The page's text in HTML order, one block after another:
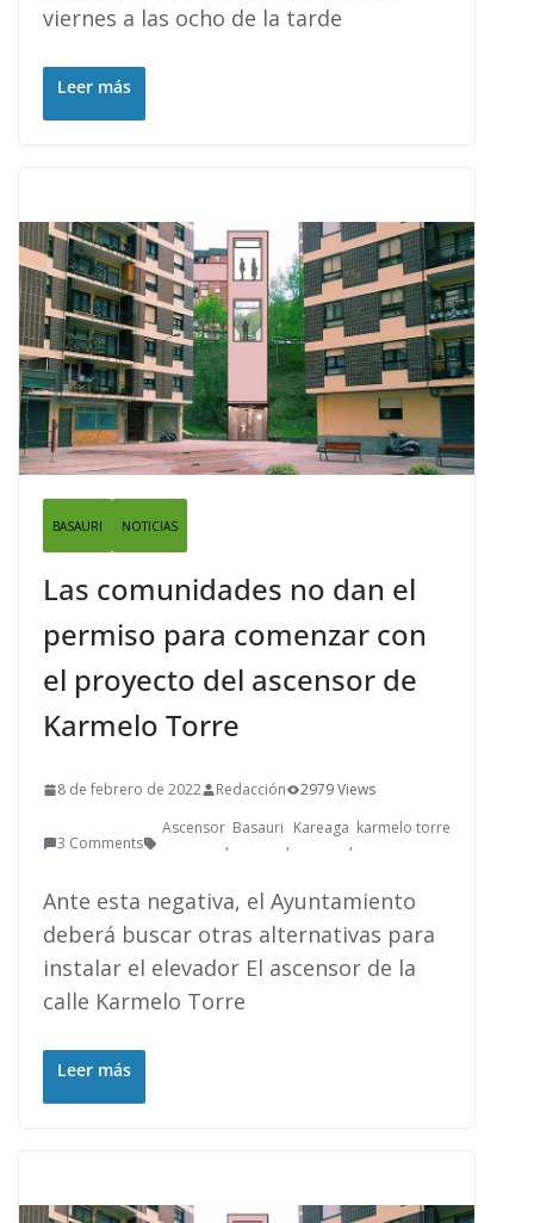
viernes a las ocho de la tarde
Leer más
BASAURI NOTICIAS
Las comunidades no dan el
permiso para comenzar con
el proyecto del ascensor de
Karmelo Torre
8 de febrero de 2022 Redacción 2979 Views
3 Comments
Ascensor
,
Basauri
,
Kareaga
,
karmelo torre
Ante esta negativa, el Ayuntamiento
deberá buscar otras alternativas para
instalar el elevador El ascensor de la
calle Karmelo Torre
Leer más